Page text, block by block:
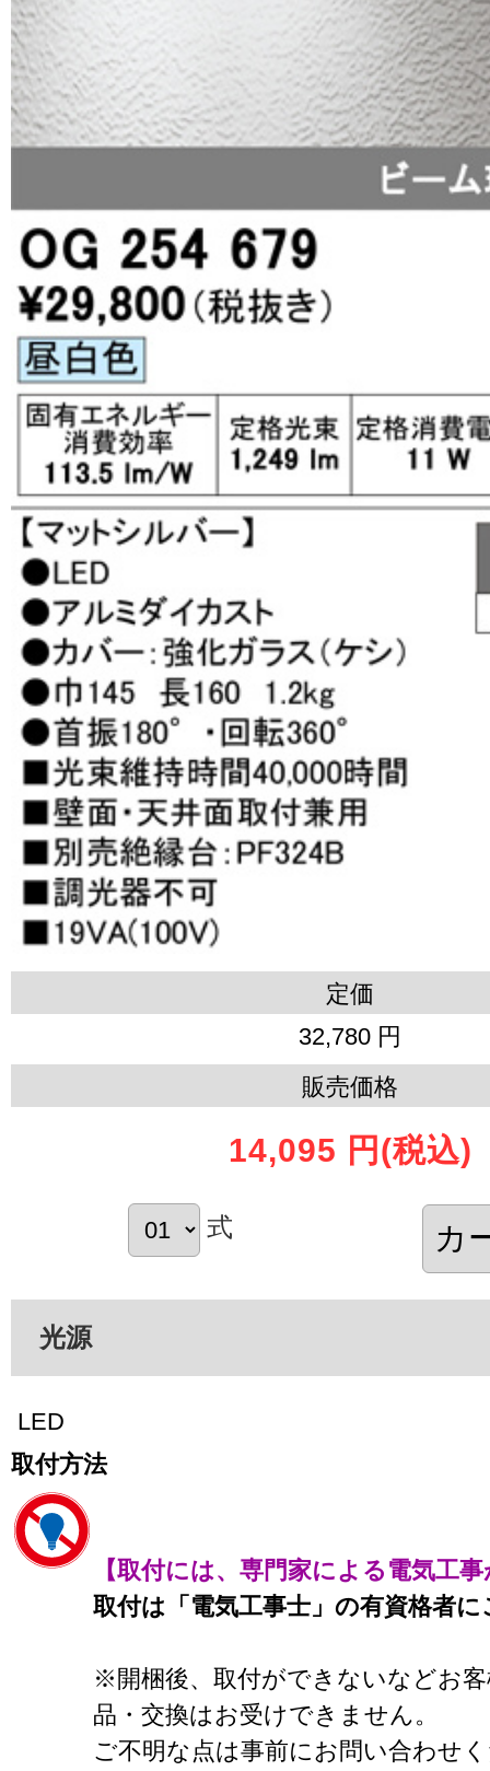
定価
32,780 円
販売価格
14,095 円 (税込)
式
光源
LED
取付方法
【取付には、専門家による電気工
取付は「電気工事士」の有資格者
※開梱後、取付ができないなどお
品・交換はお受けできません。
ご不明な点は事前にお問い合わせ